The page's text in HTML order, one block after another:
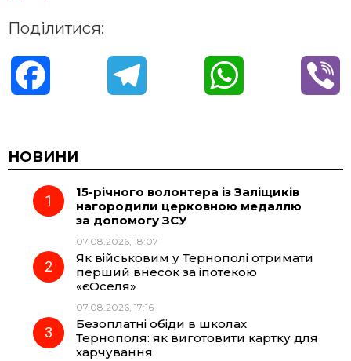
Поділитися:
c
e
o
k
e
r
a
m
t
A
НОВИНИ
15-річного волонтера із Заліщиків
нагородили церковною медаллю
за допомогу ЗСУ
07.08.2026, 18:07
Як військовим у Тернополі отримати
перший внесок за іпотекою
«єОселя»
07.08.2026, 17:16
Безоплатні обіди в школах
Тернополя: як виготовити картку для
харчування